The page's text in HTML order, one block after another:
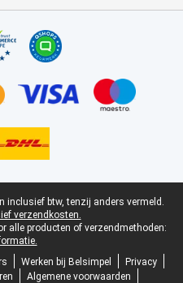
inclusief btw, tenzij anders vermeld.
verzendkosten.
alle producten of verzendmethoden:
Werken bij Belsimpel
Privacy
Algemene voorwaarden